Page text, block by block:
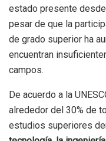
estado presente
pesar de que la
de grado superior ha
encuentran
campos.
De acuerdo a la
alrededor del 30% de
estudios superiores